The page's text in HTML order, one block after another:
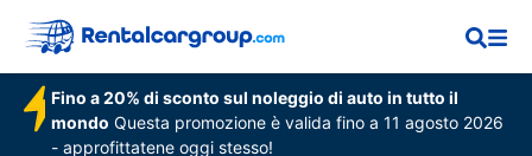
Fino a 20% di sconto sul noleggio di auto in tutto il
mondo Questa promozione è valida fino a 11 agosto 2026
- approfittatene oggi stesso!